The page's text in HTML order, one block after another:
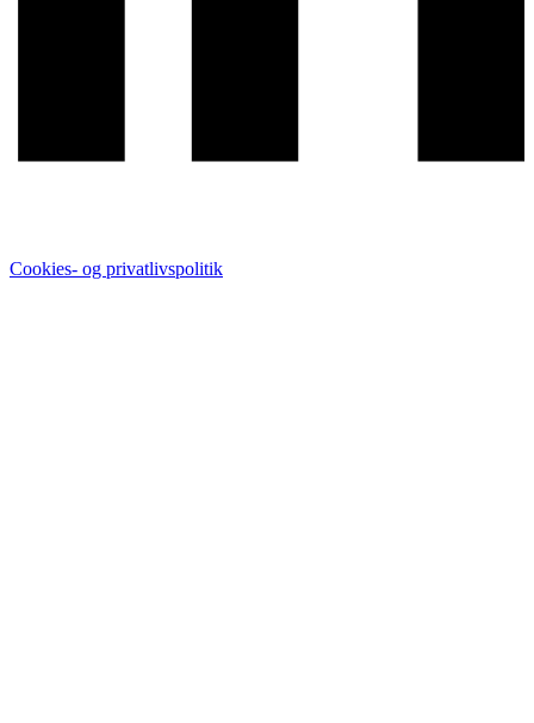
Cookies- og privatlivspolitik